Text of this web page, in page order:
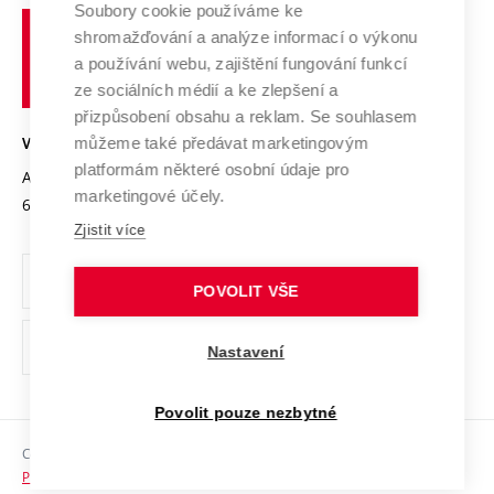
Výzkumné infrastruktury
Transfer znalostí
Open Science
Projekty
Projekty ze strukturálních fondů
Specifický výzkum
Spolupráce se školami
Služby univerzity
Mezinárodní dohody
Univerzitní sítě
Udržitelná univerzita
Podnikavá univerzita / ContriBUTe
Bezpečná univerzita
Vyznamenání
Organizační struktura
Ochrana osobních údajů
odkaz)
Sociální bezpečí
učení
technické
VYSOKÉ UČENÍ TECHNICKÉ V BRNĚ
Antonínská 548/1
602 00 Brno
www.vut.cz
vut@vutbr.cz
Copyright © 2026 VUT
Prohlášení o přístupnosti
Soubory cookie používáme ke
shromažďování a analýze informací o výkonu
a používání webu, zajištění fungování funkcí
ze sociálních médií a ke zlepšení a
přizpůsobení obsahu a reklam. Se souhlasem
můžeme také předávat marketingovým
platformám některé osobní údaje pro
marketingové účely.
Zjistit více
POVOLIT VŠE
Nastavení
Povolit pouze nezbytné